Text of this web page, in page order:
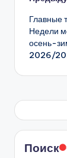
Главные
Недели
осень-
2026/
Поиск